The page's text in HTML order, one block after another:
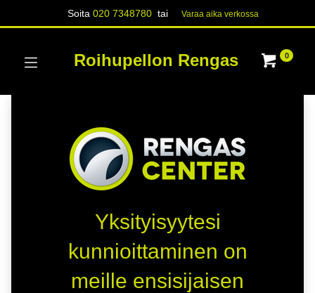
Soita020 7348780 tai Varaa aika verk​​​​ossa
Roihupellon Rengas 0
Yksityisyytesi
kunnioittaminen on
meille ensisijaisen